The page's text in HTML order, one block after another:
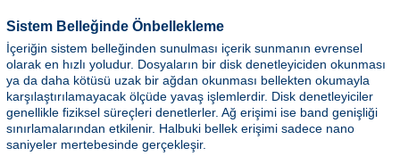
Sistem Belleğinde Önbellekleme
İçeriğin sistem belleğinden sunulması içerik sunmanın evrensel
olarak en hızlı yoludur. Dosyaların bir disk denetleyiciden okunması
ya da daha kötüsü uzak bir ağdan okunması bellekten okumayla
karşılaştırılamayacak ölçüde yavaş işlemlerdir. Disk denetleyiciler
genellikle fiziksel süreçleri denetlerler. Ağ erişimi ise band genişliği
sınırlamalarından etkilenir. Halbuki bellek erişimi sadece nano
saniyeler mertebesinde gerçekleşir.